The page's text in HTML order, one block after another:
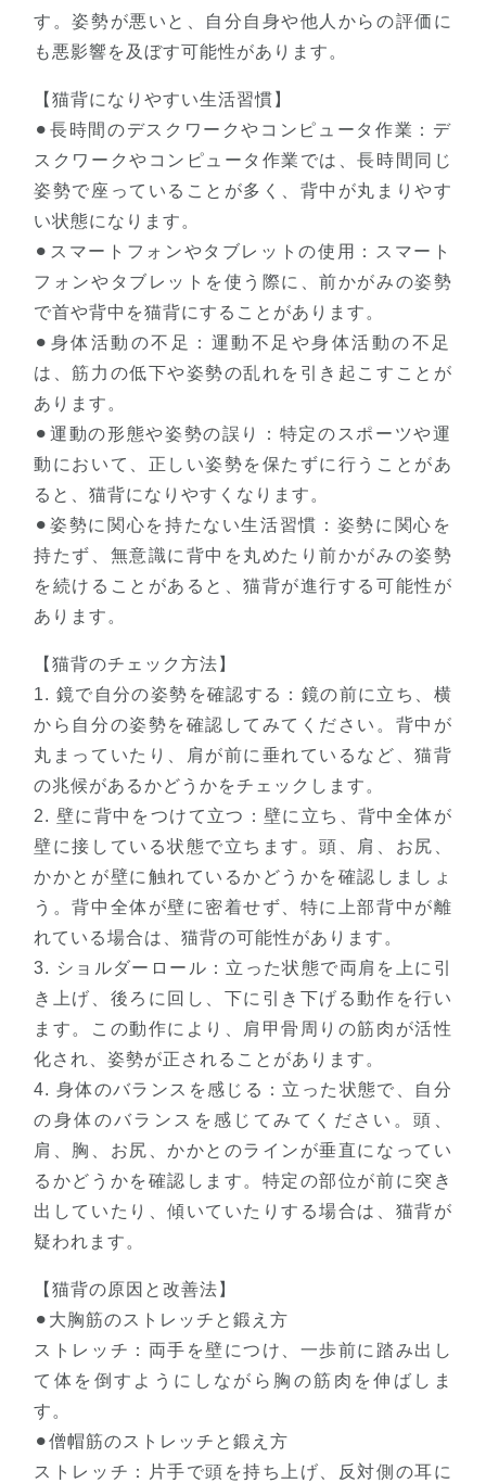
す。姿勢が悪いと、自分自身や他人からの評価に
も悪影響を及ぼす可能性があります。
【猫背になりやすい生活習慣】
⚫︎長時間のデスクワークやコンピュータ作業：デ
スクワークやコンピュータ作業では、長時間同じ
姿勢で座っていることが多く、背中が丸まりやす
い状態になります。
⚫︎スマートフォンやタブレットの使用：スマート
フォンやタブレットを使う際に、前かがみの姿勢
で首や背中を猫背にすることがあります。
⚫︎身体活動の不足：運動不足や身体活動の不足
は、筋力の低下や姿勢の乱れを引き起こすことが
あります。
⚫︎運動の形態や姿勢の誤り：特定のスポーツや運
動において、正しい姿勢を保たずに行うことがあ
ると、猫背になりやすくなります。
⚫︎姿勢に関心を持たない生活習慣：姿勢に関心を
持たず、無意識に背中を丸めたり前かがみの姿勢
を続けることがあると、猫背が進行する可能性が
あります。
【猫背のチェック方法】
1. 鏡で自分の姿勢を確認する：鏡の前に立ち、横
から自分の姿勢を確認してみてください。背中が
丸まっていたり、肩が前に垂れているなど、猫背
の兆候があるかどうかをチェックします。
2. 壁に背中をつけて立つ：壁に立ち、背中全体が
壁に接している状態で立ちます。頭、肩、お尻、
かかとが壁に触れているかどうかを確認しましょ
う。背中全体が壁に密着せず、特に上部背中が離
れている場合は、猫背の可能性があります。
3. ショルダーロール：立った状態で両肩を上に引
き上げ、後ろに回し、下に引き下げる動作を行い
ます。この動作により、肩甲骨周りの筋肉が活性
化され、姿勢が正されることがあります。
4. 身体のバランスを感じる：立った状態で、自分
の身体のバランスを感じてみてください。頭、
肩、胸、お尻、かかとのラインが垂直になってい
るかどうかを確認します。特定の部位が前に突き
出していたり、傾いていたりする場合は、猫背が
疑われます。
【猫背の原因と改善法】
⚫︎大胸筋のストレッチと鍛え方
ストレッチ：両手を壁につけ、一歩前に踏み出し
て体を倒すようにしながら胸の筋肉を伸ばしま
す。
⚫︎僧帽筋のストレッチと鍛え方
ストレッチ：片手で頭を持ち上げ、反対側の耳に